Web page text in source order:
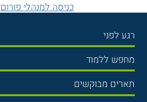
כניסה למנהלי פורום
רגע לפני
בחירת לימודים
תנאי קבלה
שכר לימוד
מחפש ללמוד
תואר ראשון
תואר שני
תארים מבוקשים